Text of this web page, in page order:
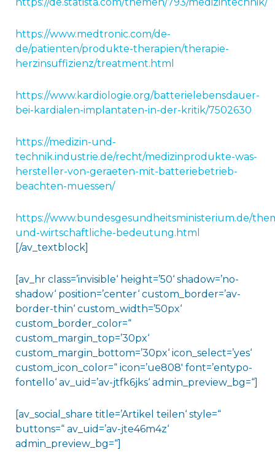
https://www.medtronic.com/de-
de/patienten/produkte-therapien/therapie-
herzinsuffizienz/treatment.html
https://www.kardiologie.org/batterielebensdauer-
bei-kardialen-implantaten-in-der-kritik/7502630
https://medizin-und-
technik.industrie.de/recht/medizinprodukte-was-
hersteller-von-geraeten-mit-batteriebetrieb-
beachten-muessen/
https://www.bundesgesundheitsministerium.de/
und-wirtschaftliche-bedeutung.html
[/av_textblock]
[av_hr class=’invisible‘ height=’50‘ shadow=’no-
shadow‘ position=’center‘ custom_border=’av-
border-thin‘ custom_width=’50px‘
custom_border_color=“
custom_margin_top=’30px‘
custom_margin_bottom=’30px‘ icon_select=’yes‘
custom_icon_color=“ icon=’ue808′ font=’entypo-
fontello‘ av_uid=’av-jtfk6jks‘ admin_preview_bg=“]
[av_social_share title=’Artikel teilen‘ style=“
buttons=“ av_uid=’av-jte46m4z‘
admin_preview_bg=“]